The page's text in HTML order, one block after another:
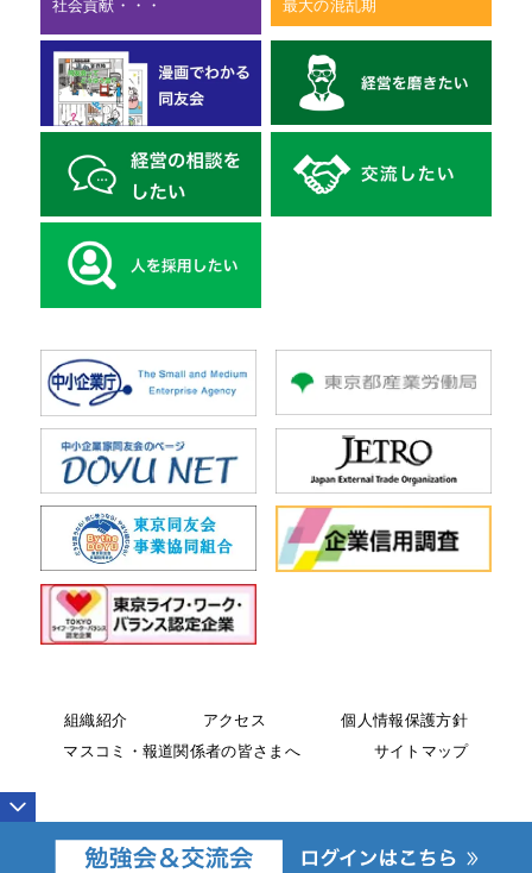
社会貢献・・・
最大の混乱期
組織紹介 アクセス
個人情報保護方針
マスコミ・報道関係者の皆さまへ
サイトマップ